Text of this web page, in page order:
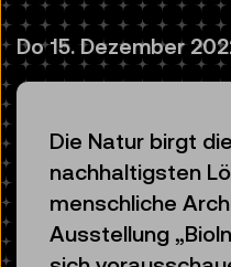
Do 15. Dezember
Die Natur birgt
nachhaltigsten
menschliche
Ausstellung